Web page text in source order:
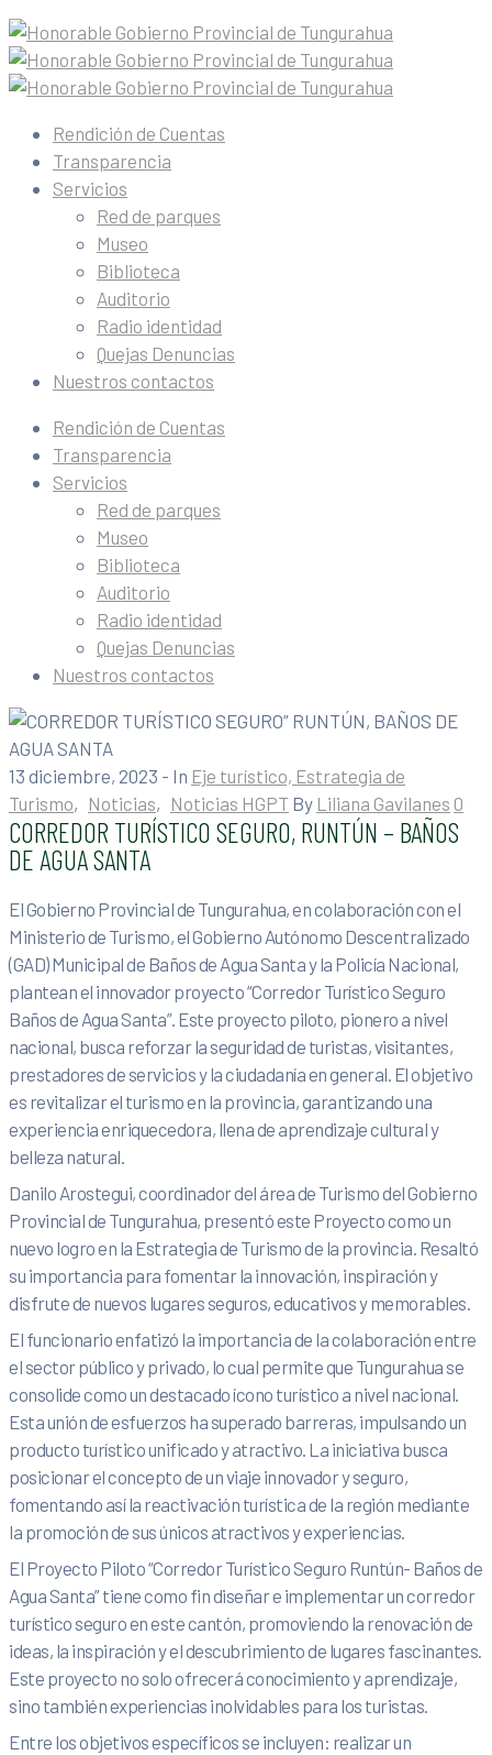
Rendición de Cuentas
Transparencia
Servicios
Red de parques
Museo
Biblioteca
Auditorio
Radio identidad
Quejas Denuncias
Nuestros contactos
Rendición de Cuentas
Transparencia
Servicios
Red de parques
Museo
Biblioteca
Auditorio
Radio identidad
Quejas Denuncias
Nuestros contactos
13 diciembre, 2023 - In Eje turístico, Estrategia de
Turismo‚ Noticias‚ Noticias HGPT By Liliana Gavilanes 0
CORREDOR TURÍSTICO SEGURO, RUNTÚN – BAÑOS
DE AGUA SANTA
El Gobierno Provincial de Tungurahua, en colaboración con el
Ministerio de Turismo, el Gobierno Autónomo Descentralizado
(GAD) Municipal de Baños de Agua Santa y la Policía Nacional,
plantean el innovador proyecto “Corredor Turístico Seguro
Baños de Agua Santa”. Este proyecto piloto, pionero a nivel
nacional, busca reforzar la seguridad de turistas, visitantes,
prestadores de servicios y la ciudadanía en general. El objetivo
es revitalizar el turismo en la provincia, garantizando una
experiencia enriquecedora, llena de aprendizaje cultural y
belleza natural.
Danilo Arostegui, coordinador del área de Turismo del Gobierno
Provincial de Tungurahua, presentó este Proyecto como un
nuevo logro en la Estrategia de Turismo de la provincia. Resaltó
su importancia para fomentar la innovación, inspiración y
disfrute de nuevos lugares seguros, educativos y memorables.
El funcionario enfatizó la importancia de la colaboración entre
el sector público y privado, lo cual permite que Tungurahua se
consolide como un destacado ícono turístico a nivel nacional.
Esta unión de esfuerzos ha superado barreras, impulsando un
producto turístico unificado y atractivo. La iniciativa busca
posicionar el concepto de un viaje innovador y seguro,
fomentando así la reactivación turística de la región mediante
la promoción de sus únicos atractivos y experiencias.
El Proyecto Piloto “Corredor Turístico Seguro Runtún- Baños de
Agua Santa” tiene como fin diseñar e implementar un corredor
turístico seguro en este cantón, promoviendo la renovación de
ideas, la inspiración y el descubrimiento de lugares fascinantes.
Este proyecto no solo ofrecerá conocimiento y aprendizaje,
sino también experiencias inolvidables para los turistas.
Entre los objetivos específicos se incluyen: realizar un